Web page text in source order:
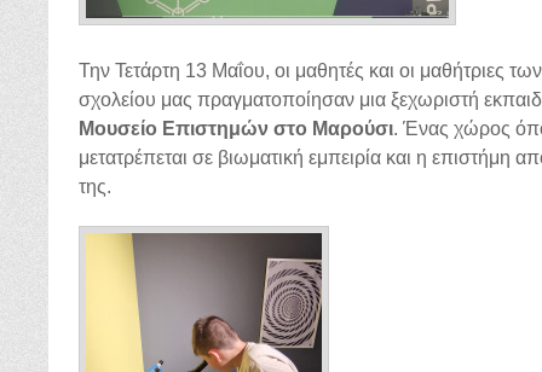
Την Τετάρτη 13 Μαΐου, οι μαθητές και οι μαθήτριες
σχολείου μας πραγματοποίησαν μια ξεχωριστή
Μουσείο Επιστημών στο Μαρούσι. Ένας χώρος
μετατρέπεται σε βιωματική εμπειρία και η επιστήμη
της.